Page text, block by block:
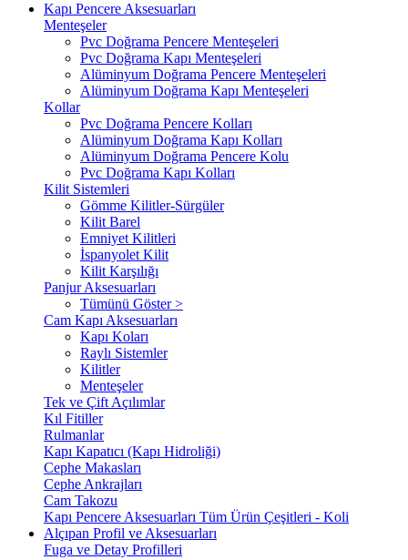
Kapı Pencere Aksesuarları
Menteşeler
Pvc Doğrama Pencere Menteşeleri
Pvc Doğrama Kapı Menteşeleri
Alüminyum Doğrama Pencere Menteşeleri
Alüminyum Doğrama Kapı Menteşeleri
Kollar
Pvc Doğrama Pencere Kolları
Alüminyum Doğrama Kapı Kolları
Alüminyum Doğrama Pencere Kolu
Pvc Doğrama Kapı Kolları
Kilit Sistemleri
Gömme Kilitler-Sürgüler
Kilit Barel
Emniyet Kilitleri
İspanyolet Kilit
Kilit Karşılığı
Panjur Aksesuarları
Tümünü Göster >
Cam Kapı Aksesuarları
Kapı Koları
Raylı Sistemler
Kilitler
Menteşeler
Tek ve Çift Açılımlar
Kıl Fitiller
Rulmanlar
Kapı Kapatıcı (Kapı Hidroliği)
Cephe Makasları
Cephe Ankrajları
Cam Takozu
Kapı Pencere Aksesuarları Tüm Ürün Çeşitleri - Koli
Alçıpan Profil ve Aksesuarları
Fuga ve Detay Profilleri